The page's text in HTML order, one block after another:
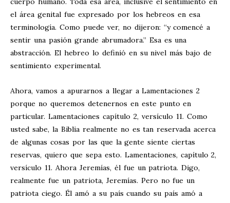
el área genital fue expresado por los hebreos en esa
terminología. Como puede ver, no dijeron: “y comencé a
sentir una pasión grande abrumadora.” Esa es una
abstracción. El hebreo lo definió en su nivel más bajo de
sentimiento experimental.
Ahora, vamos a apurarnos a llegar a Lamentaciones 2
porque no queremos detenernos en este punto en
particular. Lamentaciones capítulo 2, versículo 11. Como
usted sabe, la Biblia realmente no es tan reservada acerca
de algunas cosas por las que la gente siente ciertas
reservas, quiero que sepa esto. Lamentaciones, capítulo 2,
versículo 11. Ahora Jeremías, él fue un patriota. Digo,
realmente fue un patriota, Jeremías. Pero no fue un
patriota ciego. Él amó a su país cuando su país amó a